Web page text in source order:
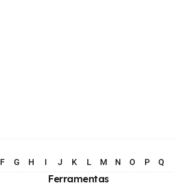
F G H I J K L M N O P Q
Ferramentas